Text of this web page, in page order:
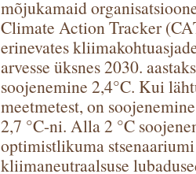
mõjukamaid
Climate Action Tracker
erinevates
arvesse üksnes 2030.
soojenemine 2,4°C. Kui
meetmetest, on
2,7 °C-ni. Alla 2 °C
optimistlikuma
kliimaneutraalsuse